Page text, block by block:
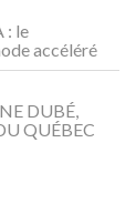
: le
accéléré
DUBÉ,
QUÉBEC